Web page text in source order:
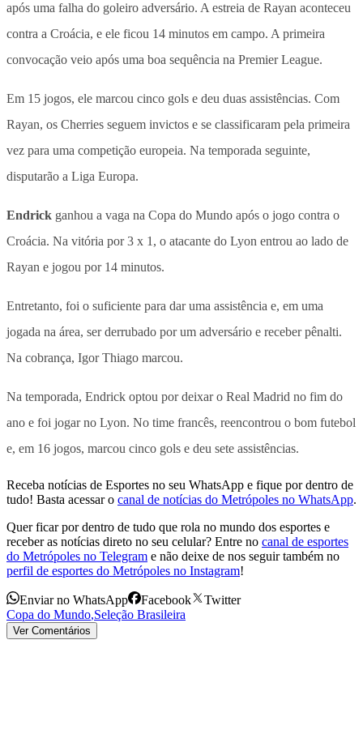
após uma falha do goleiro adversário. A estreia de Rayan aconteceu
contra a Croácia, e ele ficou 14 minutos em campo. A primeira
convocação veio após uma boa sequência na Premier League.
Em 15 jogos, ele marcou cinco gols e deu duas assistências. Com
Rayan, os Cherries seguem invictos e se classificaram pela primeira
vez para uma competição europeia. Na temporada seguinte,
disputarão a Liga Europa.
Endrick ganhou a vaga na Copa do Mundo após o jogo contra o
Croácia. Na vitória por 3 x 1, o atacante do Lyon entrou ao lado de
Rayan e jogou por 14 minutos.
Entretanto, foi o suficiente para dar uma assistência e, em uma
jogada na área, ser derrubado por um adversário e receber pênalti.
Na cobrança, Igor Thiago marcou.
Na temporada, Endrick optou por deixar o Real Madrid no fim do
ano e foi jogar no Lyon. No time francês, reencontrou o bom futebol
e, em 16 jogos, marcou cinco gols e deu sete assistências.
Receba notícias de Esportes no seu WhatsApp e fique por dentro de
tudo! Basta acessar o canal de notícias do Metrópoles no WhatsApp.
Quer ficar por dentro de tudo que rola no mundo dos esportes e
receber as notícias direto no seu celular? Entre no canal de esportes
do Metrópoles no Telegram e não deixe de nos seguir também no
perfil de esportes do Metrópoles no Instagram!
Enviar no WhatsApp Facebook
Twitter
Copa do Mundo,Seleção Brasileira
Ver Comentários